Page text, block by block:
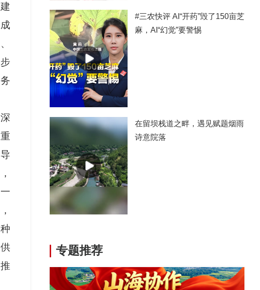
#三农快评 AI“开药”毁了150亩芝
麻，AI“幻觉”要警惕
在留坝栈道之畔，遇见赋题烟雨
诗意院落
专题推荐